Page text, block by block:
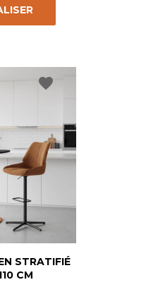
STRATIFIÉ
CM
favorite